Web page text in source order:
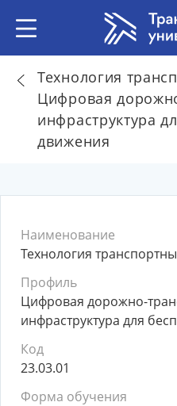
Технология
Цифровая
инфраструктура
движения
Наименование
Технология
Профиль
Цифровая дорожно-
инфраструктура для
Код
23.03.01
Форма обучения